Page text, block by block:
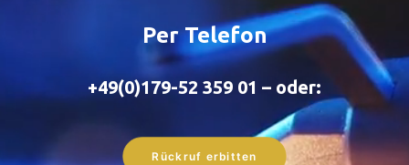
Per Telefon
+49(0)179-52 359 01 – oder:
Rückruf erbitten